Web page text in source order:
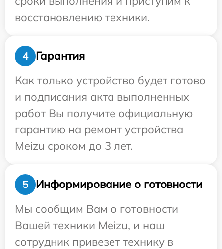
восстановлению техники.
4
Гарантия
Как только устройство будет готово
и подписания акта выполненных
работ Вы получите официальную
гарантию на ремонт устройства
Meizu сроком до 3 лет.
5
Информирование о готовности
Мы сообщим Вам о готовности
Вашей техники Meizu, и наш
сотрудник привезет технику в